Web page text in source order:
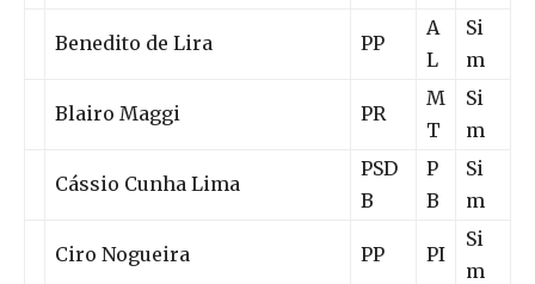
Benedito de Lira PP
A
L
Si
m
Blairo Maggi PR
M
T
Si
m
Cássio Cunha Lima
PSD
B
P
B
Si
m
Ciro Nogueira PP PI
Si
m